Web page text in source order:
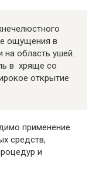
ощущения в
на область ушей.
в хряще со
открытие
применение
средств,
и